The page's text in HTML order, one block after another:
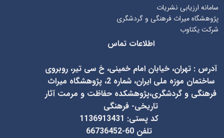
سامانه ارزیابی نشریات
پژوهشگاه میراث فرهنگی و گردشگری
شرکت یکتاوب
اطلاعات تماس
آدرس : تهران، خیابان امام خمینی، خ سی تیر، روبروی
ساختمان موزه ملی ایران، شماره 2، پژوهشگاه میراث
فرهنگی و گردشگری،پژوهشکده حفاظت و مرمت آثار
تاریخی- فرهنگی
کد پستی: 1136913431
تلفن 60-66736452